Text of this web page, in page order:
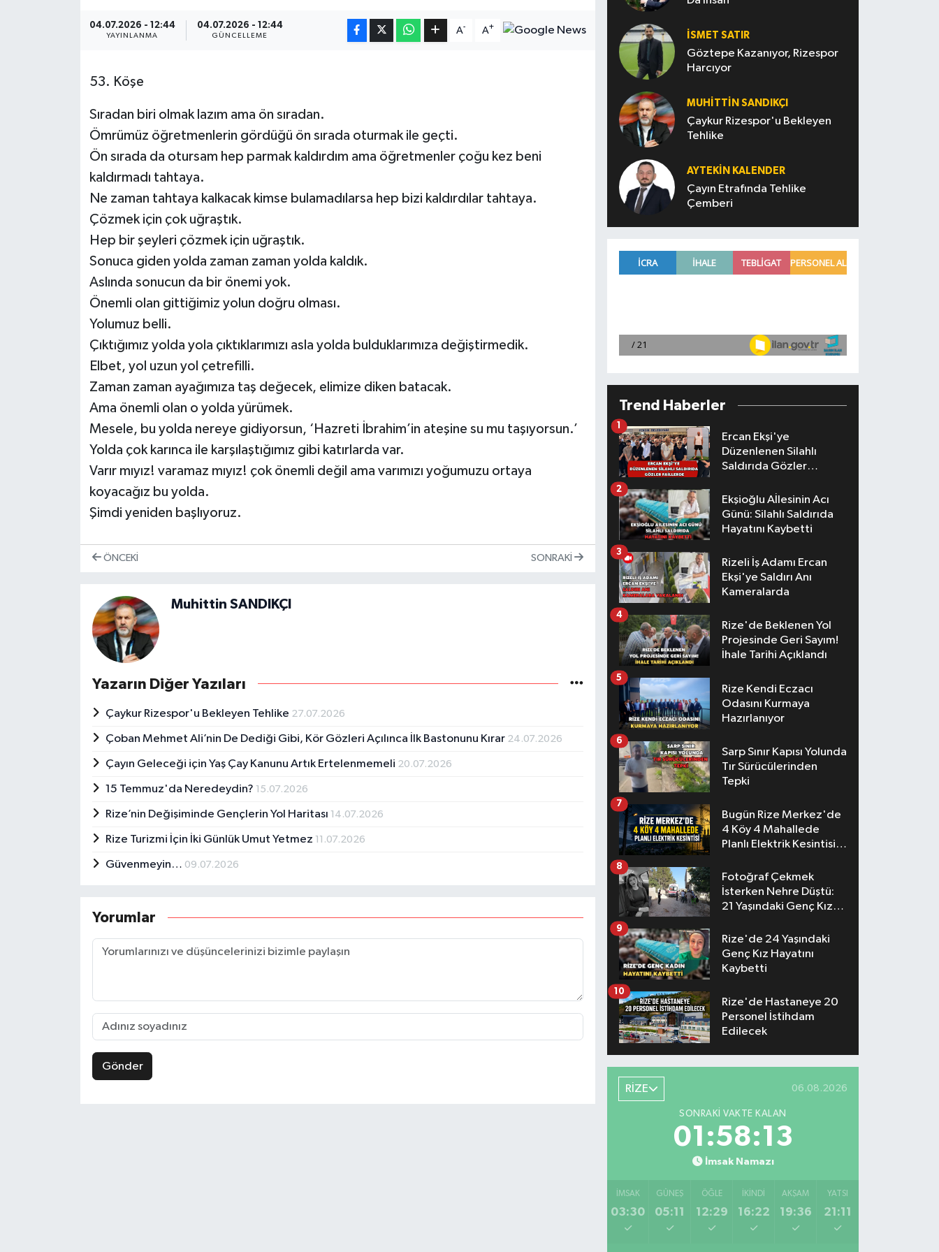
04.07.2026 - 12:44
YAYINLANMA
04.07.2026 - 12:44
GÜNCELLEME
A- A+
53. Köşe
Sıradan biri olmak lazım ama ön sıradan.
Ömrümüz öğretmenlerin gördüğü ön sırada oturmak ile geçti.
Ön sırada da otursam hep parmak kaldırdım ama öğretmenler çoğu kez beni
kaldırmadı tahtaya.
Ne zaman tahtaya kalkacak kimse bulamadılarsa hep bizi kaldırdılar tahtaya.
Çözmek için çok uğraştık.
Hep bir şeyleri çözmek için uğraştık.
Sonuca giden yolda zaman zaman yolda kaldık.
Aslında sonucun da bir önemi yok.
Önemli olan gittiğimiz yolun doğru olması.
Yolumuz belli.
Çıktığımız yolda yola çıktıklarımızı asla yolda bulduklarımıza değiştirmedik.
Elbet, yol uzun yol çetrefilli.
Zaman zaman ayağımıza taş değecek, elimize diken batacak.
Ama önemli olan o yolda yürümek.
Mesele, bu yolda nereye gidiyorsun, ‘Hazreti İbrahim’in ateşine su mu taşıyorsun.’
Yolda çok karınca ile karşılaştığımız gibi katırlarda var.
Varır mıyız! varamaz mıyız! çok önemli değil ama varımızı yoğumuzu ortaya
koyacağız bu yolda.
Şimdi yeniden başlıyoruz.
ÖNCEKI SONRAKI
Muhittin SANDIKÇI
Yazarın Diğer Yazıları
Çaykur Rizespor'u Bekleyen Tehlike 27.07.2026
Çoban Mehmet Ali’nin De Dediği Gibi, Kör Gözleri Açılınca İlk Bastonunu Kırar 24.07.2026
Çayın Geleceği için Yaş Çay Kanunu Artık Ertelenmemeli 20.07.2026
15 Temmuz'da Neredeydin? 15.07.2026
Rize’nin Değişiminde Gençlerin Yol Haritası 14.07.2026
Rize Turizmi İçin İki Günlük Umut Yetmez 11.07.2026
Güvenmeyin… 09.07.2026
Yorumlar
Gönder
İSMET SATIR
Göztepe Kazanıyor, Rizespor
Harcıyor
MUHITTIN SANDIKÇI
Çaykur Rizespor'u Bekleyen
Tehlike
AYTEKIN KALENDER
Çayın Etrafında Tehlike
Çemberi
Trend Haberler
Ercan Ekşi'ye
Düzenlenen Silahlı
Saldırıda Gözler
1
Ekşioğlu Aİlesinin Acı
Günü: Silahlı Saldırıda
Hayatını Kaybetti
2
Rizeli İş Adamı Ercan
Ekşi'ye Saldırı Anı
Kameralarda
3
Rize'de Beklenen Yol
Projesinde Geri Sayım!
İhale Tarihi Açıklandı
4
Rize Kendi Eczacı
Odasını Kurmaya
Hazırlanıyor
5
Sarp Sınır Kapısı Yolunda
Tır Sürücülerinden
Tepki
6
Bugün Rize Merkez'de
4 Köy 4 Mahallede
Planlı Elektrik Kesintisi
7
Fotoğraf Çekmek
İsterken Nehre Düştü:
21 Yaşındaki Genç Kız
8
Rize'de 24 Yaşındaki
Genç Kız Hayatını
Kaybetti
9
Rize'de Hastaneye 20
Personel İstihdam
Edilecek
10
RİZE 06.08.2026
SONRAKI VAKTE KALAN
01:58:13
İmsak Namazı
İMSAK
03:30
GÜNEŞ
05:11
ÖĞLE
12:29
İKINDI
16:22
AKŞAM
19:36
YATSI
21:11